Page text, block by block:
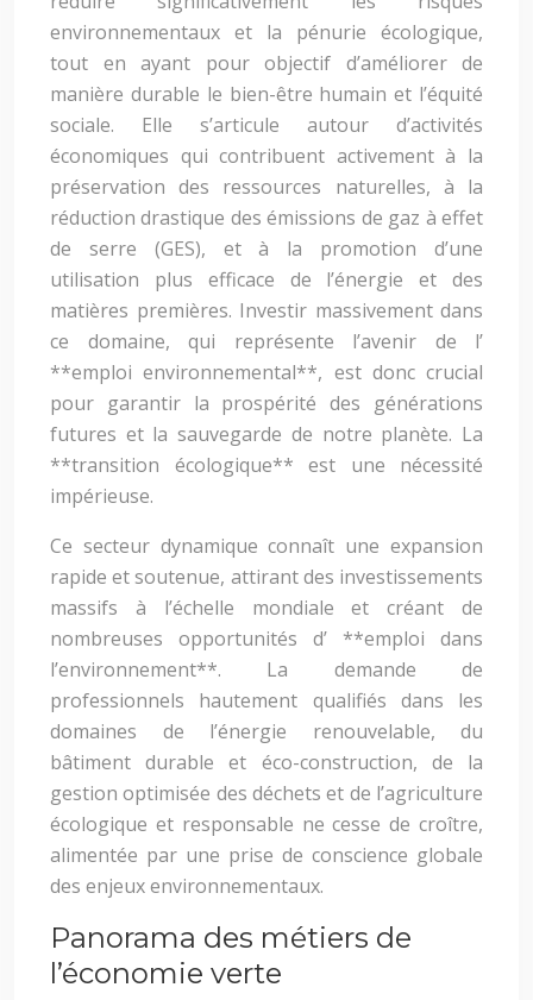
environnementaux et la pénurie écologique,
tout en ayant pour objectif d’améliorer de
manière durable le bien-être humain et l’équité
sociale. Elle s’articule autour d’activités
économiques qui contribuent activement à la
préservation des ressources naturelles, à la
réduction drastique des émissions de gaz à effet
de serre (GES), et à la promotion d’une
utilisation plus efficace de l’énergie et des
matières premières. Investir massivement dans
ce domaine, qui représente l’avenir de l’
**emploi environnemental**, est donc crucial
pour garantir la prospérité des générations
futures et la sauvegarde de notre planète. La
**transition écologique** est une nécessité
impérieuse.
Ce secteur dynamique connaît une expansion
rapide et soutenue, attirant des investissements
massifs à l’échelle mondiale et créant de
nombreuses opportunités d’ **emploi dans
l’environnement**. La demande de
professionnels hautement qualifiés dans les
domaines de l’énergie renouvelable, du
bâtiment durable et éco-construction, de la
gestion optimisée des déchets et de l’agriculture
écologique et responsable ne cesse de croître,
alimentée par une prise de conscience globale
des enjeux environnementaux.
Panorama des métiers de
l’économie verte